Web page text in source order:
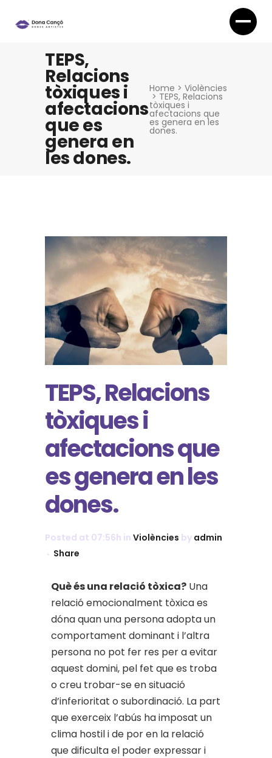
TEPS,
Relacions
tòxiques i
afectacions
que es
genera en
les dones.
Home > Violències
> TEPS, Relacions
tòxiques i
afectacions que
es genera en les
dones.
TEPS, Relacions
tòxiques i
afectacions que
es genera en les
dones.
Posted at 07:56h in Violències by admin
Share
Què és una relació tòxica? Una
relació emocionalment tòxica es
dóna quan una persona adopta un
comportament dominant i l’altra
persona no pot fer res per a evitar
aquest domini, pel fet que es troba
o creu trobar-se en situació
d’inferioritat o subordinació. La part
que exerceix l’abús ha imposat un
clima hostil i de por en la relació
que dificulta el poder expressar i